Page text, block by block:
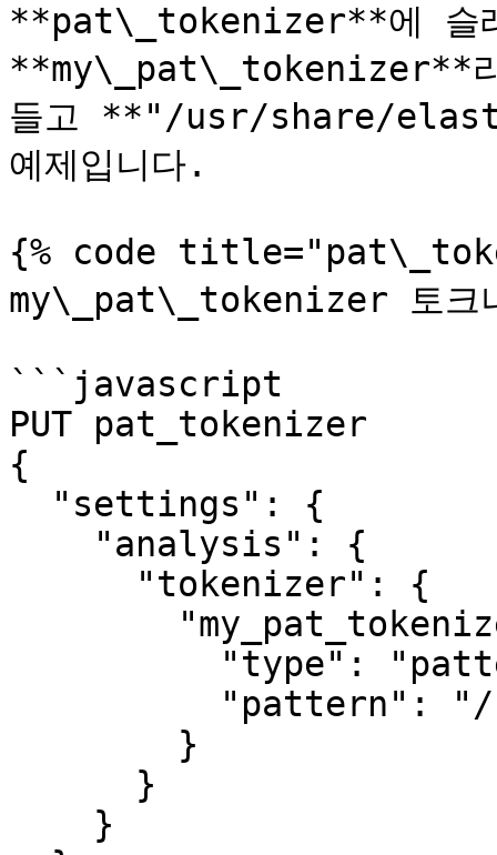
**pat\_tokenizer**에 슬
**my\_pat\_tokenizer**라
들고 **"/usr/share/
예제입니다.
{% code
my\_pat\_tokenizer 토크
```javascript
PUT pat_tokenizer
{